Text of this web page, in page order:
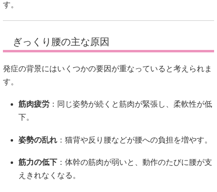
す。
ぎっくり腰の主な原因
発症の背景にはいくつかの要因が重なっていると考えられま
す。
筋肉疲労 ：同じ姿勢が続くと筋肉が緊張し、柔軟性が低
下。
姿勢の乱れ ：猫背や反り腰などが腰への負担を増やす。
筋力の低下 ：体幹の筋肉が弱いと、動作のたびに腰が支
えきれなくなる。